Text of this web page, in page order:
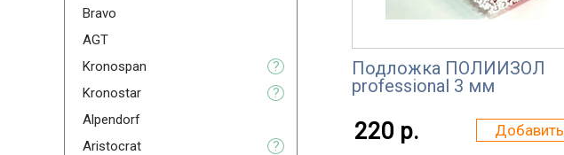
Подложка ПОЛИИЗОЛ
professional 3 мм
220 р. Добавить
Bravo
AGT
Kronospan
?
Kronostar
?
Alpendorf
Aristoсrat
?